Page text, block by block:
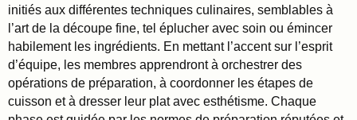
initiés aux différentes techniques culinaires, semblables à
l’art de la découpe fine, tel éplucher avec soin ou émincer
habilement les ingrédients. En mettant l’accent sur l’esprit
d’équipe, les membres apprendront à orchestrer des
opérations de préparation, à coordonner les étapes de
cuisson et à dresser leur plat avec esthétisme. Chaque